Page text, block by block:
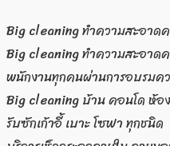
Big cleaning ทำความสะอาด
Big cleaning ทำความสะอาด
พนักงานทุกคนผ่านการอบรมค
Big cleaning บ้าน คอนโด ห้อ
รับซักเก้าอี้ เบาะ โซฟา ทุกชนิด